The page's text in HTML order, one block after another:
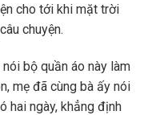
cho tới khi mặt trời
chuyện.
bộ quần áo này làm
mẹ đã cùng bà ấy nói
hai ngày, khẳng định